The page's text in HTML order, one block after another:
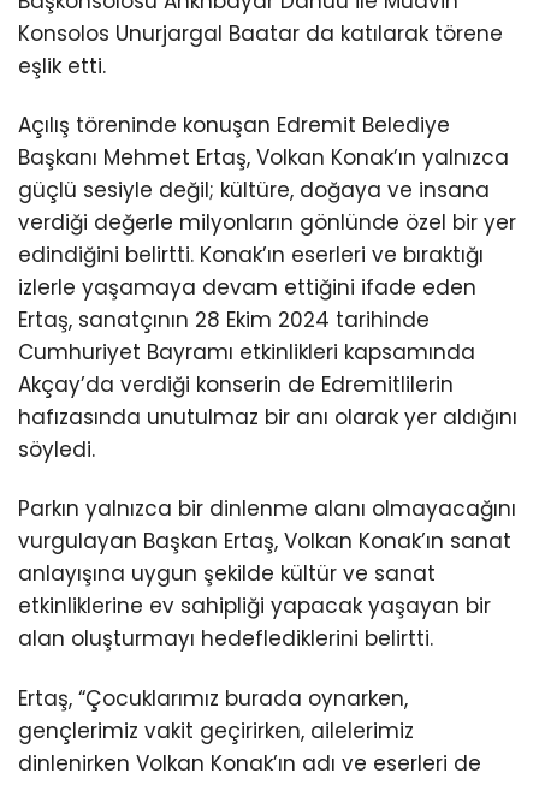
Konsolos Unurjargal Baatar da katılarak törene
eşlik etti.
Açılış töreninde konuşan Edremit Belediye
Başkanı Mehmet Ertaş, Volkan Konak’ın yalnızca
güçlü sesiyle değil; kültüre, doğaya ve insana
verdiği değerle milyonların gönlünde özel bir yer
edindiğini belirtti. Konak’ın eserleri ve bıraktığı
izlerle yaşamaya devam ettiğini ifade eden
Ertaş, sanatçının 28 Ekim 2024 tarihinde
Cumhuriyet Bayramı etkinlikleri kapsamında
Akçay’da verdiği konserin de Edremitlilerin
hafızasında unutulmaz bir anı olarak yer aldığını
söyledi.
Parkın yalnızca bir dinlenme alanı olmayacağını
vurgulayan Başkan Ertaş, Volkan Konak’ın sanat
anlayışına uygun şekilde kültür ve sanat
etkinliklerine ev sahipliği yapacak yaşayan bir
alan oluşturmayı hedeflediklerini belirtti.
Ertaş, “Çocuklarımız burada oynarken,
gençlerimiz vakit geçirirken, ailelerimiz
dinlenirken Volkan Konak’ın adı ve eserleri de